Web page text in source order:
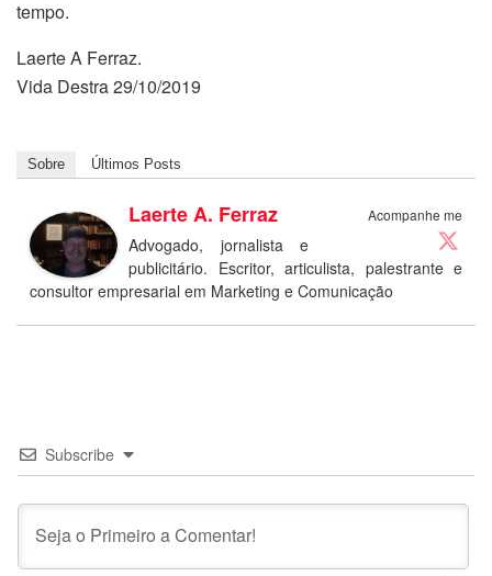
tempo.
Laerte A Ferraz.
Vida Destra 29/10/2019
Sobre Últimos Posts
Acompanhe me
Laerte A. Ferraz
Advogado, jornalista e
publicitário. Escritor, articulista, palestrante e
consultor empresarial em Marketing e Comunicação
Subscribe